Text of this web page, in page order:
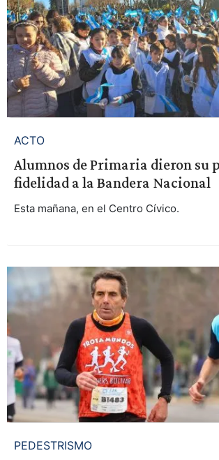
ACTO
Alumnos de Primaria dieron su
fidelidad a la Bandera Nacional
Esta mañana, en el Centro Cívico.
PEDESTRISMO